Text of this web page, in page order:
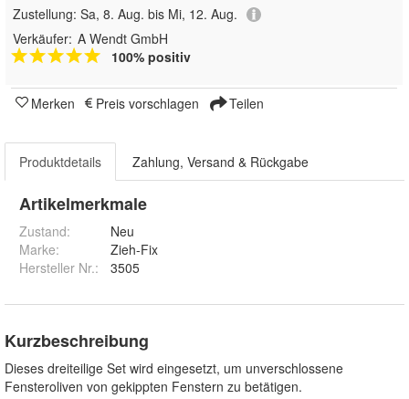
Zustellung: Sa, 8. Aug. bis Mi, 12. Aug.
Verkäufer: A Wendt GmbH
100% positiv
Merken Preis vorschlagen Teilen
Produktdetails Zahlung, Versand & Rückgabe
Artikelmerkmale
Zustand:
Neu
Marke:
Zieh-Fix
Hersteller Nr.:
3505
Kurzbeschreibung
Dieses dreiteilige Set wird eingesetzt, um unverschlossene
Fensteroliven von gekippten Fenstern zu betätigen.